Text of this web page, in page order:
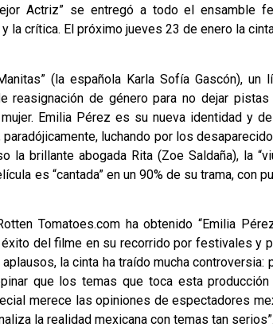
Actriz” se entregó a todo el ensamble
la crítica. El próximo jueves 23 de enero la
(la española Karla Sofía Gascón), un
reasignación de género para no dejar
Emilia Pérez es su nueva identidad y
luchando por los
brillante abogada Rita (Zoe Saldaña), la
es “cantada” en un 90% de su trama, con
Tomatoes.com ha obtenido “Emilia
del filme en su recorrido por festivales y
la cinta ha traído mucha controversia:
que los temas que toca esta
merece las opiniones de espectadores
la realidad mexicana con temas tan serios”.